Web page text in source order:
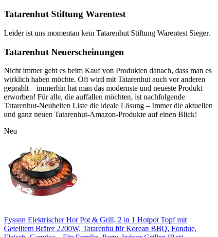
Tatarenhut Stiftung Warentest
Leider ist uns momentan kein Tatarenhut Stiftung Warentest Sieger.
Tatarenhut Neuerscheinungen
Nicht immer geht es beim Kauf von Produkten danach, dass man es
wirklich haben möchte. Oft wird mit Tatarenhut auch vor anderen
geprahlt – immerhin hat man das modernste und neueste Produkt
erworben! Für alle, die auffallen möchten, ist nachfolgende
Tatarenhut-Neuheiten Liste die ideale Lösung – Immer die aktuellen
und ganz neuen Tatarenhut-Amazon-Produkte auf einen Blick!
Neu
Fyssnn Elektrischer Hot Pot & Grill, 2 in 1 Hotpot Topf mit
Geteiltem Bräter 2200W, Tatarenhu für Korean BBQ, Fondue,